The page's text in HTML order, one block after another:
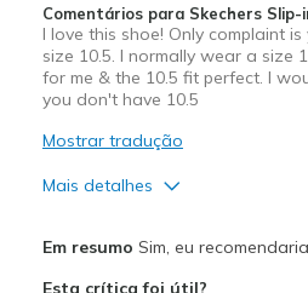
View On Shoes
I'm Really Into
Comentários para Skechers Slip-
I love this shoe! Only complaint
size 10.5. I normally wear a size
for me & the 10.5 fit perfect. I
you don't have 10.5
Mostrar tradução
Mais detalhes
Em resumo Sim, eu
Esta crítica foi útil?